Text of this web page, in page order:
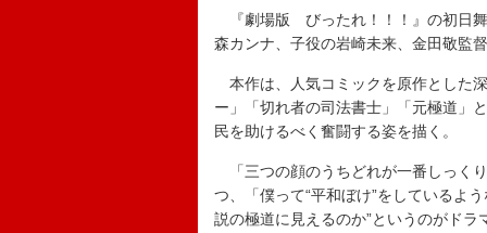
『劇場版 びったれ！！！』の初日舞
森カンナ、子役の岩崎未来、金田敬監
本作は、人気コミックを原作とした
ー」「切れ者の司法書士」「元極道」
民を助けるべく奮闘する姿を描く。
「三つの顔のうちどれが一番しっく
つ、「僕って“平和ぼけ”をしているよ
説の極道に見えるのか”というのがド